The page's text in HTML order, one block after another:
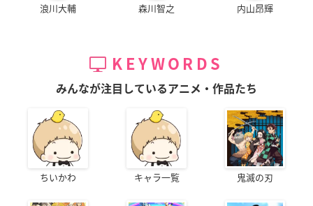
浪川大輔 森川智之 内山昂輝
KEYWORDS
みんなが注目しているアニメ・作品たち
ちいかわ キャラ一覧 鬼滅の刃